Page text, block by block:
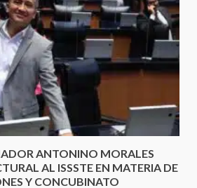
ANTONINO MORALES
AL ISSSTE EN MATERIA DE
Y CONCUBINATO
Salud: justicia social para
Oaxaca
5 agosto 2026
de Ariadna Montiel